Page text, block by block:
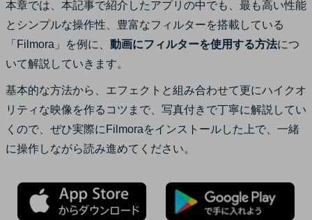
本章では、本記事で紹介したアプリの中でも、最も高い性能
とシンプルな操作性、豊富なフィルターを搭載している
「Filmora」を例に、 動画にフィルターを使用する方法につ
いて解説していきます。
基本的な方法から、エフェクトと組み合わせて更にハイクオ
リティな映像を作るコツまで、写真付きで丁寧に解説してい
くので、ぜひ実際にFilmoraをインストールした上で、一緒
に操作しながら読み進めてください。